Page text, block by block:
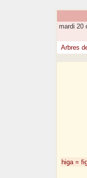
mardi 20
Arbres
higa =